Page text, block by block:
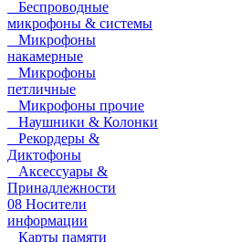
Беспроводные
микрофоны & системы
Микрофоны
накамерные
Микрофоны
петличные
Микрофоны прочие
Наушники & Колонки
Рекордеры &
Диктофоны
Аксессуары &
Принадлежности
08 Носители
информации
Карты памяти